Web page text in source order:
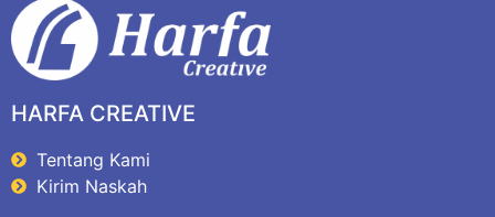
HARFA CREATIVE
Tentang Kami
Kirim Naskah